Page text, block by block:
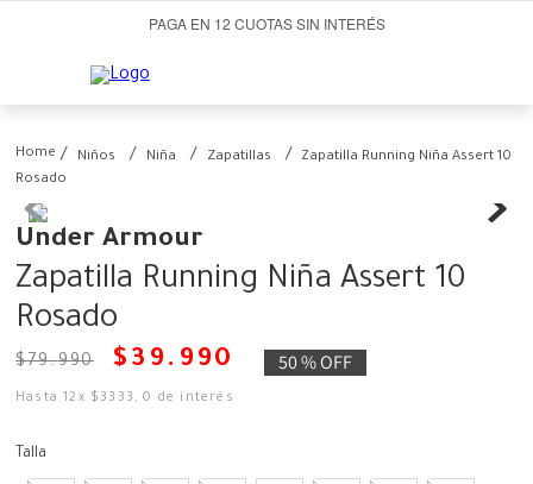
PAGA EN 12 CUOTAS SIN INTERÉS
Niños Niña Zapatillas
Zapatilla Running Niña Assert 10
Rosado
Under Armour
Zapatilla Running Niña Assert 10
Rosado
$79.990 $ 39 . 990 50 %OFF
Hasta12 x $ 3333 ,0 de interés
Talla